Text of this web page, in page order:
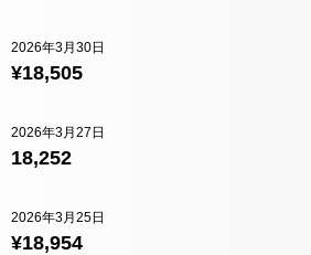
¥18,505
2026年3月30日
18,252
2026年3月27日
¥18,954
2026年3月25日